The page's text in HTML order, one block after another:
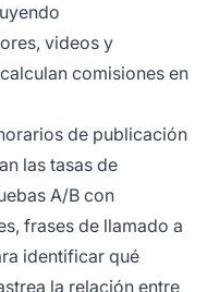
videos y
comisiones en
de publicación
las tasas de
A/B con
frases de llamado a
identificar qué
la relación entre